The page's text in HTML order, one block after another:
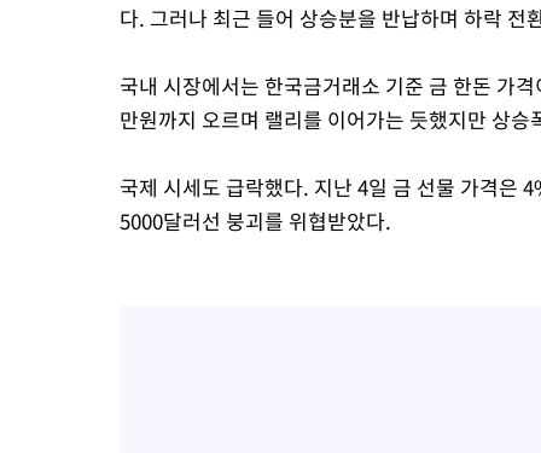
다. 그러나 최근 들어 상승분을 반납하며 하락 전
국내 시장에서는 한국금거래소 기준 금 한돈 가
만원까지 오르며 랠리를 이어가는 듯했지만 상승
국제 시세도 급락했다. 지난 4일 금 선물 가격은
5000달러선 붕괴를 위협받았다.